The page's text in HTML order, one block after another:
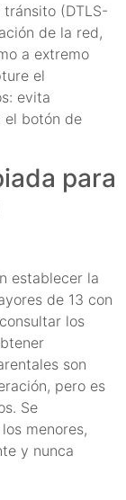
(DTLS-
de la red,
a extremo
el
evita
el botón de
para
establecer la
de 13 con
los
son
pero es
Se
menores,
y nunca